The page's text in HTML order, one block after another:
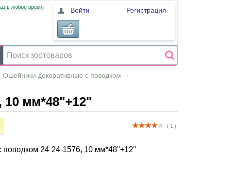
в любое время Войти Регистрация
Ошейники декоративные с поводком
10 мм*48"+12"
( 1 )
поводком 24-24-1576, 10 мм*48"+12"